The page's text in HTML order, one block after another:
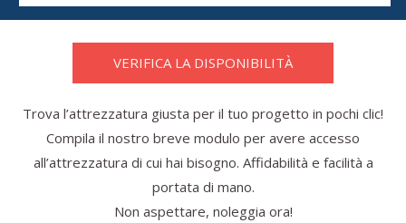
VERIFICA LA DISPONIBILITÀ
Trova l’attrezzatura giusta per il tuo progetto in pochi clic!
Compila il nostro breve modulo per avere accesso
all’attrezzatura di cui hai bisogno. Affidabilità e facilità a
portata di mano.
Non aspettare, noleggia ora!